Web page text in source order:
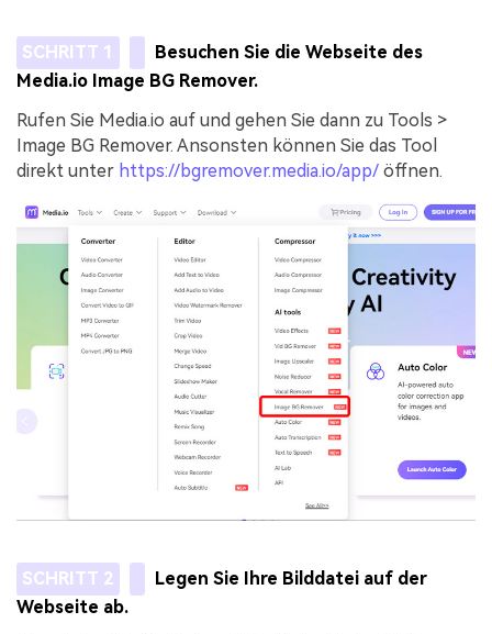
SCHRITT 1
Besuchen Sie die Webseite des
Media.io Image BG Remover.
Rufen Sie Media.io auf und gehen Sie dann zu Tools >
Image BG Remover. Ansonsten können Sie das Tool
direkt unter https://bgremover.media.io/app/ öffnen.
SCHRITT 2
Legen Sie Ihre Bilddatei auf der
Webseite ab.